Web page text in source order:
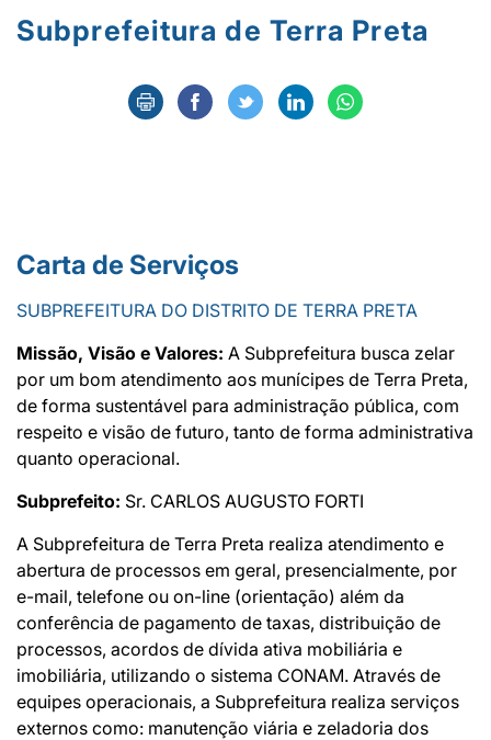
Subprefeitura de Terra Preta
Carta de Serviços
SUBPREFEITURA DO DISTRITO DE TERRA PRETA
Missão, Visão e Valores: A Subprefeitura busca zelar
por um bom atendimento aos munícipes de Terra Preta,
de forma sustentável para administração pública, com
respeito e visão de futuro, tanto de forma administrativa
quanto operacional.
Subprefeito: Sr. CARLOS AUGUSTO FORTI
A Subprefeitura de Terra Preta realiza atendimento e
abertura de processos em geral, presencialmente, por
e-mail, telefone ou on-line (orientação) além da
conferência de pagamento de taxas, distribuição de
processos, acordos de dívida ativa mobiliária e
imobiliária, utilizando o sistema CONAM. Através de
equipes operacionais, a Subprefeitura realiza serviços
externos como: manutenção viária e zeladoria dos